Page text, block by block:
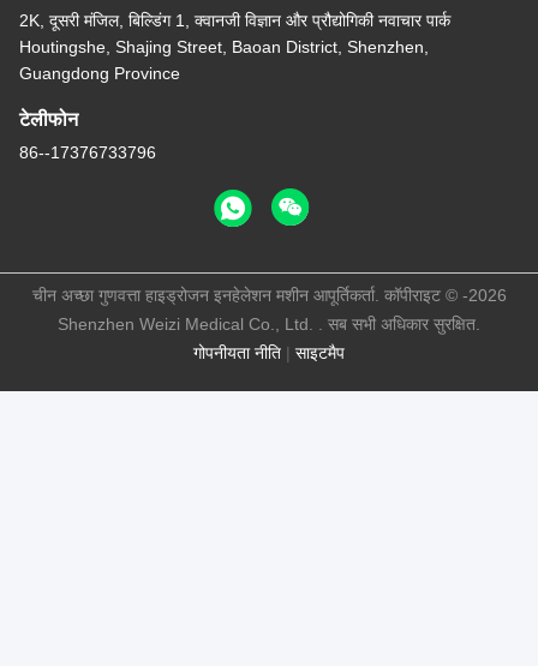
2K, दूसरी मंजिल, बिल्डिंग 1, क्वानजी विज्ञान और प्रौद्योगिकी नवाचार पार्क
Houtingshe, Shajing Street, Baoan District, Shenzhen,
Guangdong Province
टेलीफोन
86--17376733796
गोपनीयता नीति | साइटमैप
चीन अच्छा गुणवत्ता हाइड्रोजन इनहेलेशन मशीन आपूर्तिकर्ता. कॉपीराइट © -2026
Shenzhen Weizi Medical Co., Ltd. . सब सभी अधिकार सुरक्षित.